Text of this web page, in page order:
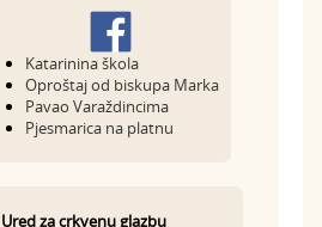
Katarinina škola
Oproštaj od biskupa Marka
Pavao Varaždincima
Pjesmarica na platnu
Ured za crkvenu glazbu